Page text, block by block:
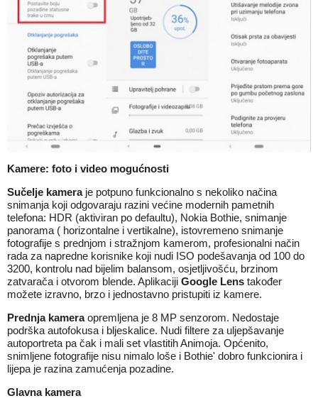
Kamere: foto i video mogućnosti
Sučelje kameraje potpuno funkcionalno s nekoliko načina
snimanja koji odgovaraju razini većine modernih pametnih
telefona: HDR (aktiviran po defaultu), Nokia Bothie, snimanje
panorama ( horizontalne i vertikalne), istovremeno snimanje
fotografije s prednjom i stražnjom kamerom, profesionalni način
rada za napredne korisnike koji nudi ISO podešavanja od 100 do
3200, kontrolu nad bijelim balansom, osjetljivošću, brzinom
zatvarača i otvorom blende. Aplikaciji Google Lens također
možete izravno, brzo i jednostavno pristupiti iz kamere.
Prednja kameraopremljena je 8 MP senzorom. Nedostaje
podrška autofokusa i bljeskalice. Nudi filtere za uljepšavanje
autoportreta pa čak i mali set vlastitih Animoja. Općenito,
snimljene fotografije nisu nimalo loše i Bothie' dobro funkcionira i
lijepa je razina zamućenja pozadine.
Glavna kamera